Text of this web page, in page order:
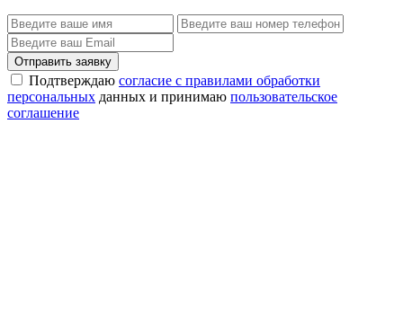
Отправить заявку
Подтверждаю согласие с правилами обработки
персональных данных и принимаю пользовательское
соглашение